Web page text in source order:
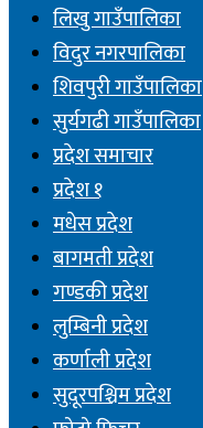
लिखु गाउँपालिका
विदुर नगरपालिका
शिवपुरी गाउँपालिका
सुर्यगढी गाउँपालिका
प्रदेश समाचार
प्रदेश १
मधेस प्रदेश
बागमती प्रदेश
गण्डकी प्रदेश
लुम्बिनी प्रदेश
कर्णाली प्रदेश
सुदूरपश्चिम प्रदेश